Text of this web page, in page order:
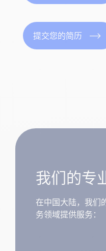
提交您的简历
我们的专
在中国大陆，我们
务领域提供服务：